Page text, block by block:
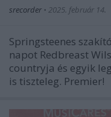
srecorder • 2025. február 14.
Springsteenes
napot Redbreast
countryja és egyik
is tiszteleg. Premier!